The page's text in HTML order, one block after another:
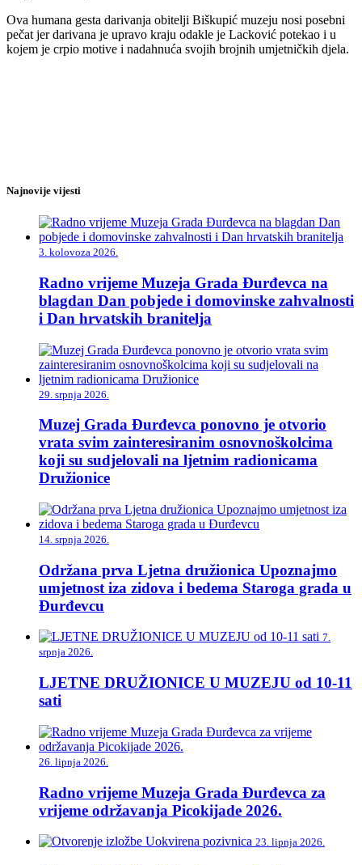
Ova humana gesta darivanja obitelji Biškupić muzeju nosi posebni
pečat jer darivana je upravo kraju odakle je Lacković potekao i u
kojem je crpio motive i nadahnuća svojih brojnih umjetničkih djela.
Najnovije vijesti
3. kolovoza 2026.
Radno vrijeme Muzeja Grada Đurđevca na
blagdan Dan pobjede i domovinske zahvalnosti
i Dan hrvatskih branitelja
29. srpnja 2026.
Muzej Grada Đurđevca ponovno je otvorio
vrata svim zainteresiranim osnovnoškolcima
koji su sudjelovali na ljetnim radionicama
Družionice
14. srpnja 2026.
Održana prva Ljetna družionica Upoznajmo
umjetnost iza zidova i bedema Staroga grada u
Đurđevcu
7.
srpnja 2026.
LJETNE DRUŽIONICE U MUZEJU od 10-11
sati
26. lipnja 2026.
Radno vrijeme Muzeja Grada Đurđevca za
vrijeme održavanja Picokijade 2026.
23. lipnja 2026.